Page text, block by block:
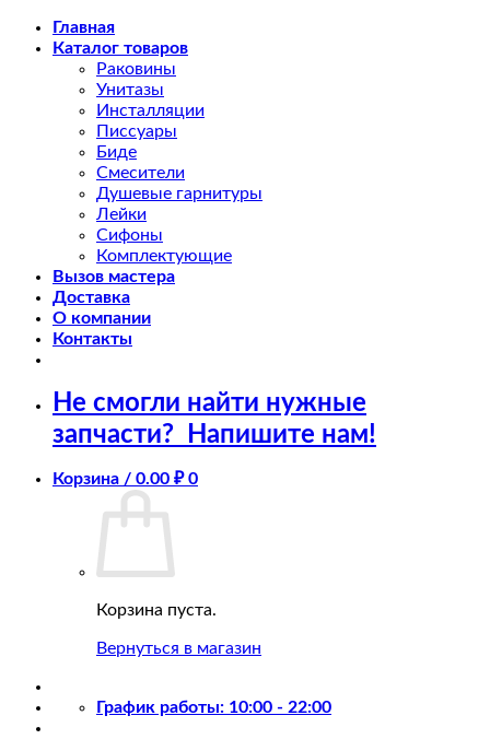
Skip
Главная
Каталог товаров
Раковины
Унитазы
Инсталляции
Писсуары
Биде
Смесители
Душевые гарнитуры
Лейки
Сифоны
Комплектующие
Вызов мастера
Доставка
О компании
Контакты
Не смогли найти нужные
запчасти?
Напишите нам!
Корзина / 0.00 ₽ 0
Корзина пуста.
Вернуться в магазин
График работы: 10:00 - 22:00